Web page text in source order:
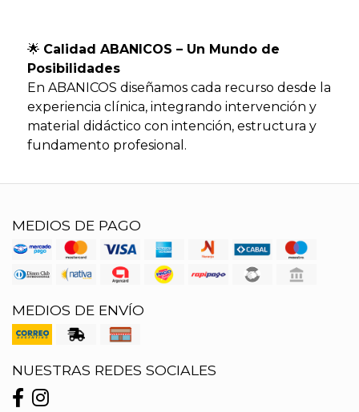
🌟 Calidad ABANICOS – Un Mundo de
Posibilidades
En ABANICOS diseñamos cada recurso desde la
experiencia clínica, integrando intervención y
material didáctico con intención, estructura y
fundamento profesional.
MEDIOS DE PAGO
MEDIOS DE ENVÍO
NUESTRAS REDES SOCIALES